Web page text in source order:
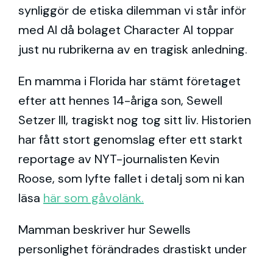
synliggör de etiska dilemman vi står inför
med AI då bolaget Character AI toppar
just nu rubrikerna av en tragisk anledning.
En mamma i Florida har stämt företaget
efter att hennes 14-åriga son, Sewell
Setzer III, tragiskt nog tog sitt liv. Historien
har fått stort genomslag efter ett starkt
reportage av NYT-journalisten Kevin
Roose, som lyfte fallet i detalj som ni kan
läsa här som gåvolänk.
Mamman beskriver hur Sewells
personlighet förändrades drastiskt under